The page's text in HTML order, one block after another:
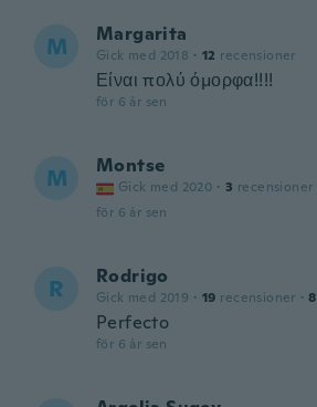
M Margarita
Gick med 2018 · 12 recensioner
Είναι πολύ όμορφα!!!!
för 6 år sen
M Montse
Gick med 2020 · 3 recensioner
för 6 år sen
R Rodrigo
Gick med 2019 · 19 recensioner · 8
Perfecto
för 6 år sen